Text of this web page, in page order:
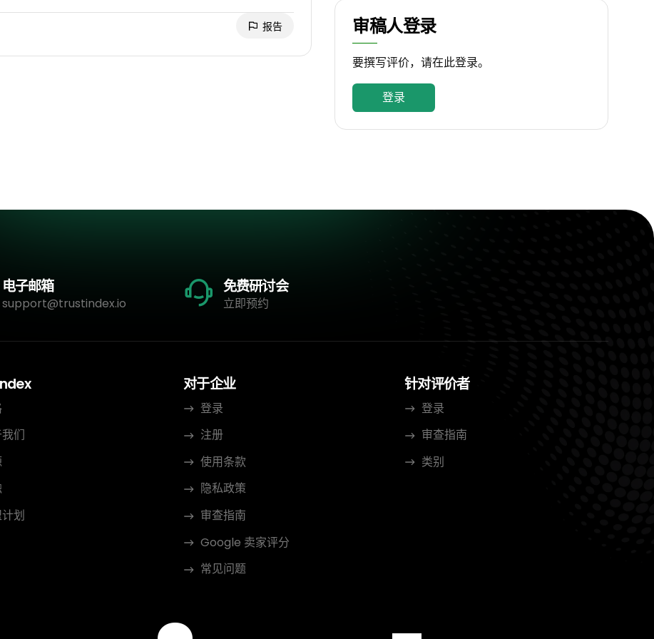
报告 审稿人登录
要撰写评价，请在此登录。
登录
电子邮箱
support@trustindex.io
免费研讨会
立即预约
们
划
对于企业
登录
注册
使用条款
隐私政策
审查指南
Google 卖家评分
常见问题
针对评价者
登录
审查指南
类别